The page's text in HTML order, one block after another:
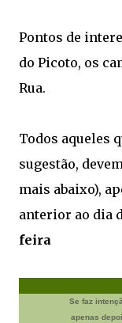
Pontos de
do Picoto, os
Rua.
Todos aqueles
sugestão,
mais abaixo),
anterior ao dia
feira
Se faz
apenas